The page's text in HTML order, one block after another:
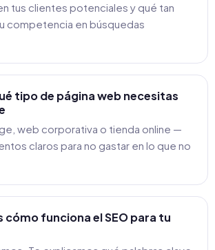
tus clientes potenciales y qué tan
competencia en búsquedas
tipo de página web necesitas
web corporativa o tienda online —
claros para no gastar en lo que no
cómo funciona el SEO para tu